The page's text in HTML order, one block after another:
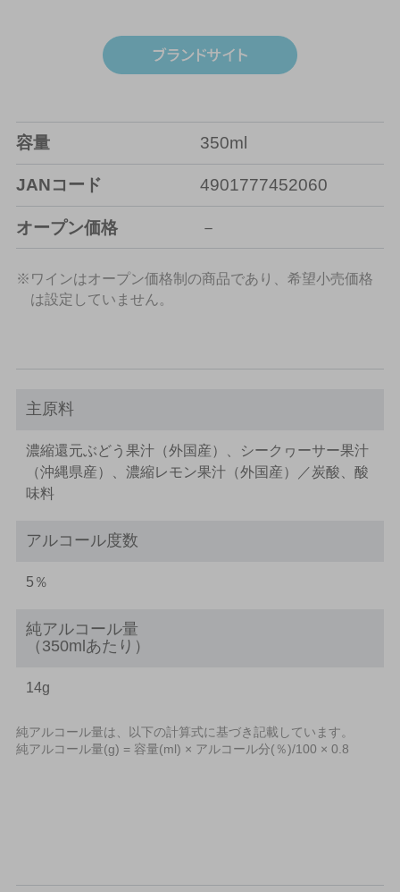
容量 350ml
JANコード 4901777452060
オープン価格 －
※ワインはオープン価格制の商品であり、希望小売価格
は設定していません。
主原料
濃縮還元ぶどう果汁（外国産）、シークヮーサー果汁
（沖縄県産）、濃縮レモン果汁（外国産）／炭酸、酸
味料
アルコール度数
5％
純アルコール量
（350mlあたり）
14g
純アルコール量は、以下の計算式に基づき記載しています。
純アルコール量(g) = 容量(ml) × アルコール分(％)/100 × 0.8